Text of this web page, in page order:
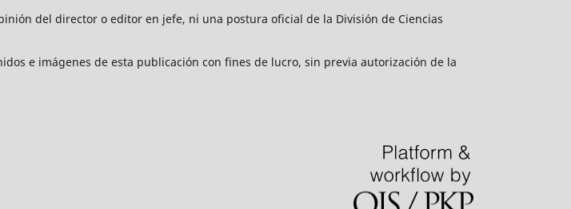
del director o editor en jefe, ni una postura oficial de la División de Ciencias
e imágenes de esta publicación con fines de lucro, sin previa autorización de la